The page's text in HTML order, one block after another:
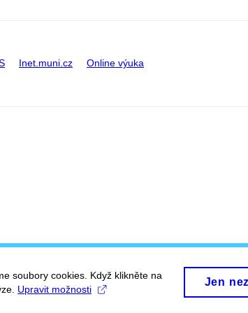
Inet.muni.cz Online výuka
soubory cookies. Když klikněte na
Upravit možnosti
Jen